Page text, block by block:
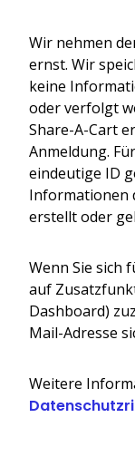
Wir nehmen
ernst. Wir
keine
oder verfolgt
Share-A-Cart
Anmeldung.
eindeutige ID
Informationen
erstellt oder
Wenn Sie sich
auf
Dashboard)
Mail-Adresse
Weitere